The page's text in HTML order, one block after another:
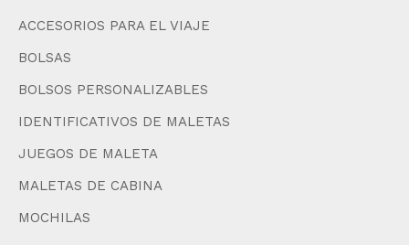
ACCESORIOS PARA EL VIAJE
BOLSAS
BOLSOS PERSONALIZABLES
IDENTIFICATIVOS DE MALETAS
JUEGOS DE MALETA
MALETAS DE CABINA
MOCHILAS